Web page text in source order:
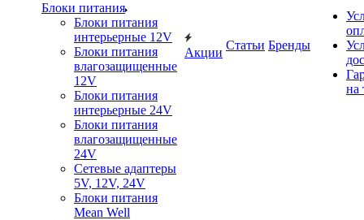
Блоки питания
Блоки питания
интерьерные 12V
Блоки питания
влагозащищенные
12V
Блоки питания
интерьерные 24V
Блоки питания
влагозащищенные
24V
Сетевые адаптеры
5V, 12V, 24V
Блоки питания
Mean Well
Акции
Статьи Бренды
на